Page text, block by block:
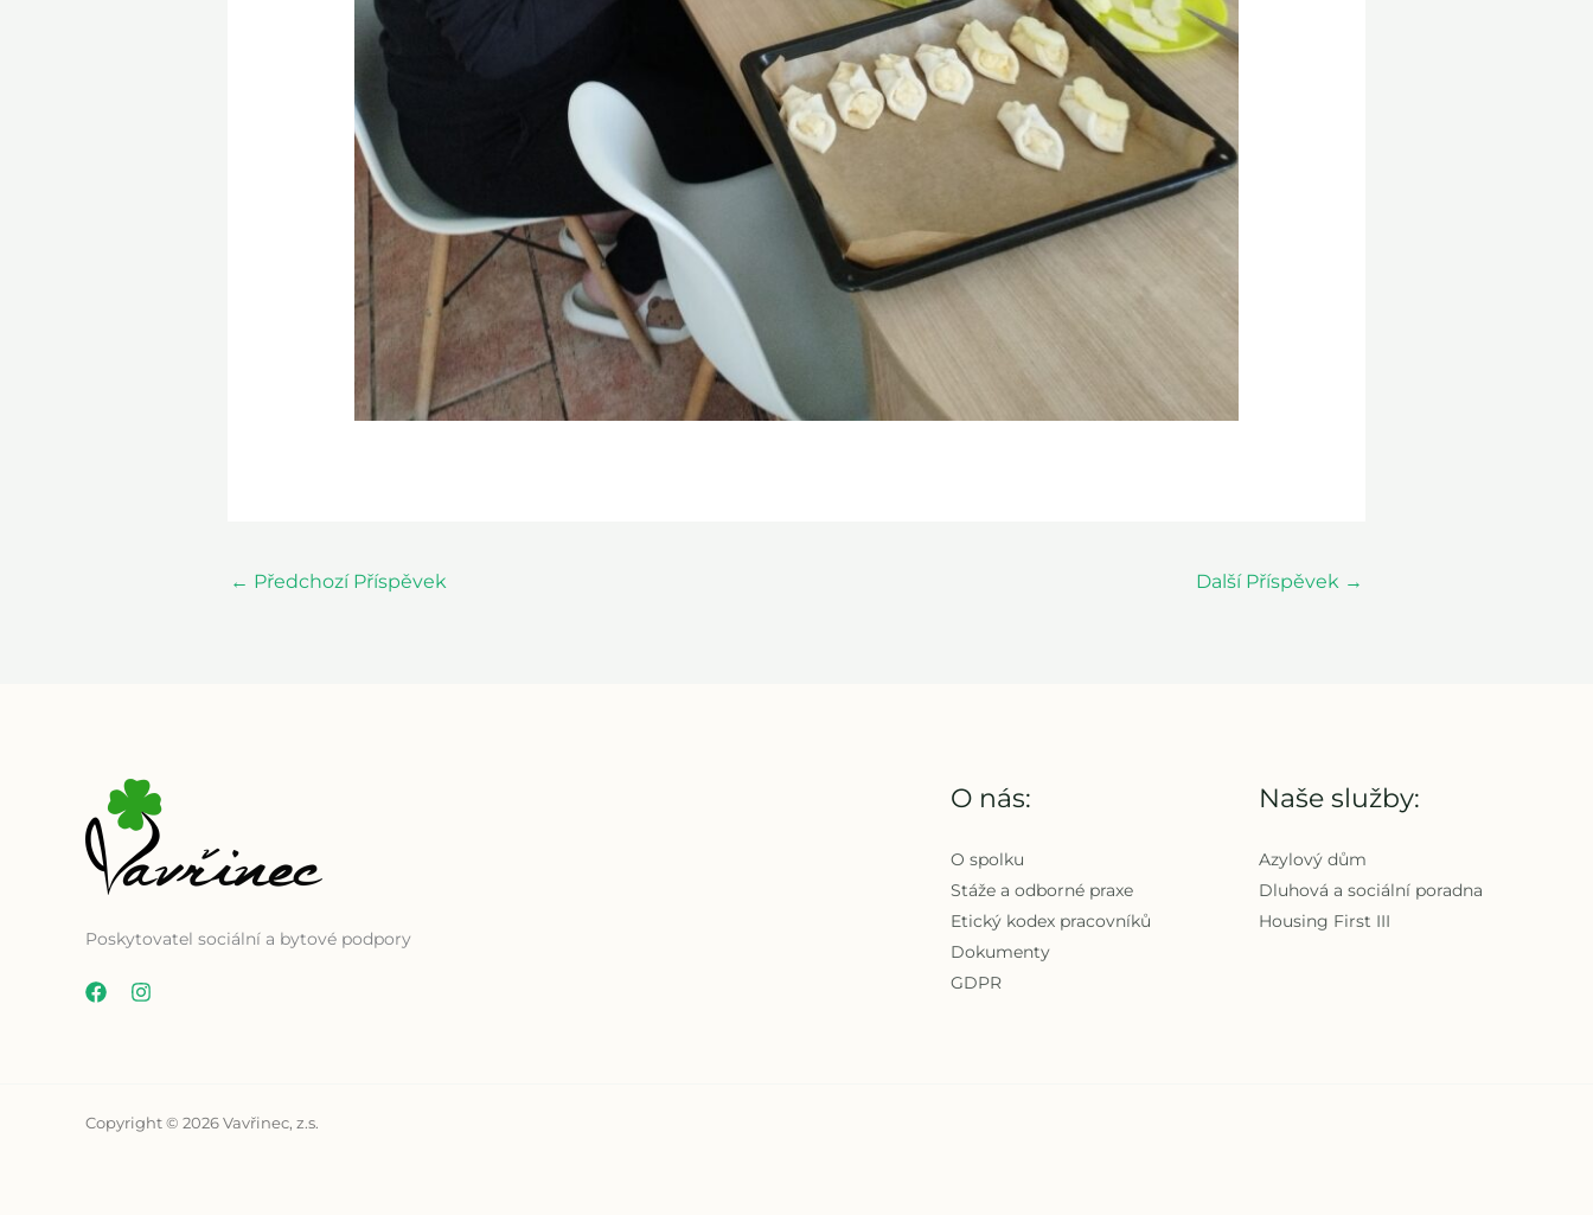
← Předchozí Příspěvek Další Příspěvek →
Poskytovatel sociální a bytové podpory
O nás:
O spolku
Stáže a odborné praxe
Etický kodex pracovníků
Dokumenty
GDPR
Naše služby:
Azylový dům
Dluhová a sociální poradna
Housing First III
Copyright © 2026 Vavřinec, z.s.